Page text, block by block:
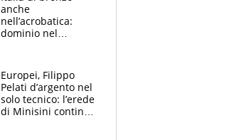
anche
nell’acrobatica:
dominio nel
e compagni
continuare
Europei, Filippo
Pelati d’argento nel
solo tecnico: l’erede
di Minisini continua